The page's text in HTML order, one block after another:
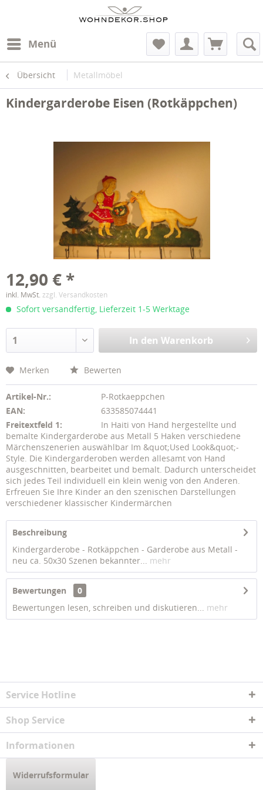
Menü
Übersicht Metallmöbel
Kindergarderobe Eisen (Rotkäppchen)
12,90 € *
inkl. MwSt. zzgl. Versandkosten
Sofort versandfertig, Lieferzeit 1-5 Werktage
In den Warenkorb
Merken Bewerten
Artikel-Nr.:
P-Rotkaeppchen
EAN:
633585074441
Freitextfeld 1:
In Haiti von Hand hergestellte und
bemalte Kindergarderobe aus Metall 5 Haken verschiedene
Märchenszenerien auswählbar Im &quot;Used Look&quot;-
Style. Die Kindergarderoben werden allesamt von Hand
ausgeschnitten, bearbeitet und bemalt. Dadurch unterscheidet
sich jedes Teil individuell ein klein wenig von den Anderen.
Erfreuen Sie Ihre Kinder an den szenischen Darstellungen
verschiedener klassischer Kindermärchen
Beschreibung
Kindergarderobe - Rotkäppchen - Garderobe aus Metall -
neu ca. 50x30 Szenen bekannter... mehr
Bewertungen
0
Bewertungen lesen, schreiben und diskutieren... mehr
Service Hotline
Shop Service
Informationen
Widerrufsformular